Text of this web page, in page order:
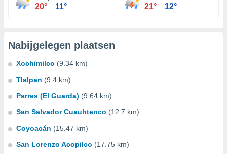
20° 11° 21° 12°
Nabijgelegen plaatsen
Xochimilco (9.34 km)
Tlalpan (9.4 km)
Parres (El Guarda) (9.64 km)
San Salvador Cuauhtenco (12.7 km)
Coyoacán (15.47 km)
San Lorenzo Acopilco (17.75 km)